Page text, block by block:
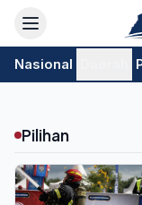
Nasional
Pilihan